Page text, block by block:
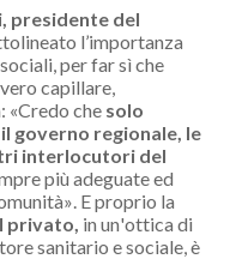
presidente del
l’importanza
per far sì che
capillare,
«Credo che solo
governo regionale, le
interlocutori del
più adeguate ed
». E proprio la
privato, in un'ottica di
sanitario e sociale, è